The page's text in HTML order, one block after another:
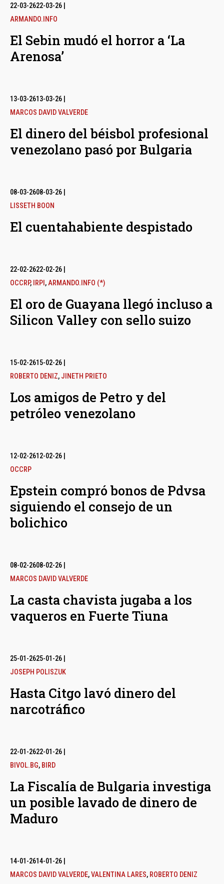
22-03-2622-03-26
ARMANDO.INFO
El Sebin mudó el horror a ‘La
Arenosa’
13-03-2613-03-26
MARCOS DAVID VALVERDE
El dinero del béisbol profesional
venezolano pasó por Bulgaria
08-03-2608-03-26
LISSETH BOON
El cuentahabiente despistado
22-02-2622-02-26
OCCRP, IRPI ,ARMANDO.INFO (*)
El oro de Guayana llegó incluso a
Silicon Valley con sello suizo
15-02-2615-02-26
ROBERTO DENIZ, JINETH PRIETO
Los amigos de Petro y del
petróleo venezolano
12-02-2612-02-26
OCCRP
Epstein compró bonos de Pdvsa
siguiendo el consejo de un
bolichico
08-02-2608-02-26
MARCOS DAVID VALVERDE
La casta chavista jugaba a los
vaqueros en Fuerte Tiuna
25-01-2625-01-26
JOSEPH POLISZUK
Hasta Citgo lavó dinero del
narcotráfico
22-01-2622-01-26
BIVOL.BG, BIRD
La Fiscalía de Bulgaria investiga
un posible lavado de dinero de
Maduro
14-01-2614-01-26
MARCOS DAVID VALVERDE,VALENTINA LARES, ROBERTO DENIZ